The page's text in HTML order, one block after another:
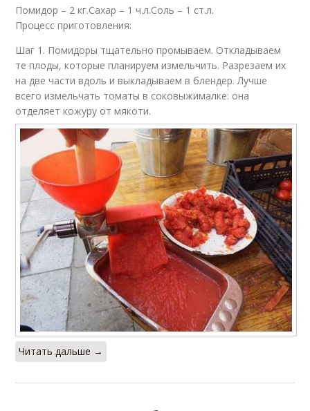
Помидор – 2 кг.Сахар – 1 ч.л.Соль – 1 ст.л.
Процесс приготовления:
Шаг 1. Помидоры тщательно промываем. Откладываем
те плоды, которые планируем измельчить. Разрезаем их
на две части вдоль и выкладываем в блендер. Лучше
всего измельчать томаты в соковыжималке: она
отделяет кожуру от мякоти.
Читать дальше →